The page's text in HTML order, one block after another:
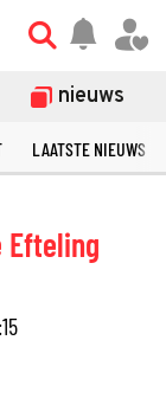
nieuws
LAATSTE NIEUWS
Efteling